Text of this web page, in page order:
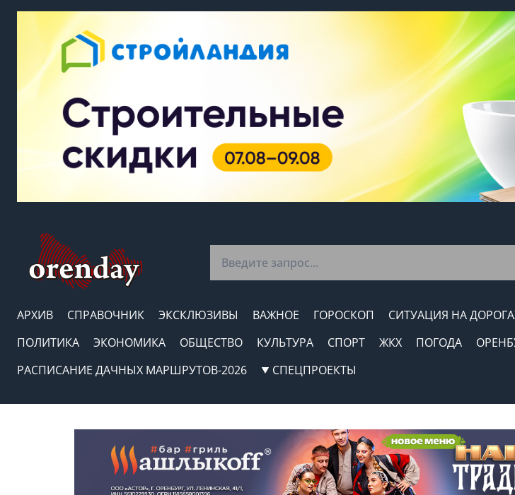
АРХИВ СПРАВОЧНИК ЭКСКЛЮЗИВЫ ВАЖНОЕ ГОРОСКОП СИТУАЦИЯ НА
ПОЛИТИКА
ЭКОНОМИКА ОБЩЕСТВО КУЛЬТУРА СПОРТ ЖКХ ПОГОДА
РАСПИСАНИЕ ДАЧНЫХ МАРШРУТОВ-2026
СПЕЦПРОЕКТЫ